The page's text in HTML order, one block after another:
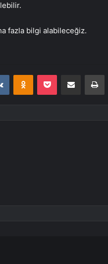
fazla bilgi alabileceğiz.
VKontakteOdnoklassniki
Pocket E-Posta ile paylaş